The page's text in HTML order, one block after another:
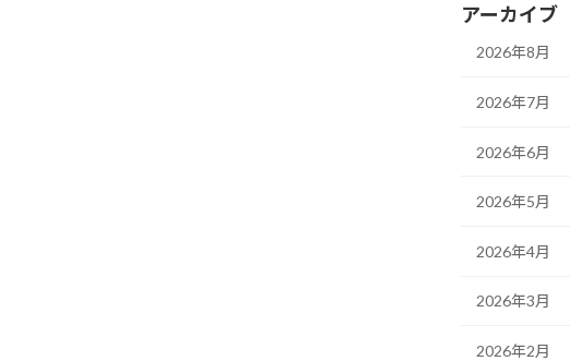
アーカイブ
2026年8月
2026年7月
2026年6月
2026年5月
2026年4月
2026年3月
2026年2月